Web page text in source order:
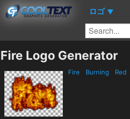
ロゴ ▼
Fire Logo Generator
Fire Burning Red